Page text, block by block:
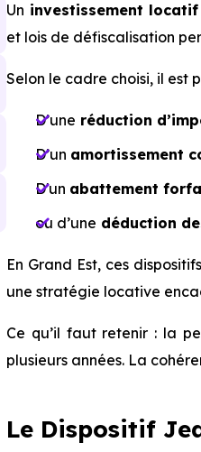
Un investissement
et lois de défiscalisation
Selon le cadre choisi, il est
D’une réduction
D’un amortissement
D'un abattement
ou d’une déduction
En Grand Est, ces
une stratégie locative
Ce qu’il faut retenir : la
plusieurs années. La
Le Dispositif